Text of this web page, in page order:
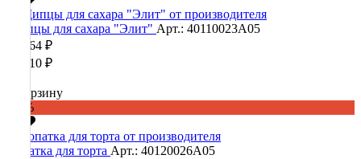
Щипцы для сахара "Элит" Арт.: 40110023А05
13 364 ₽
33 410 ₽
В корзину
-60%
Лопатка для торта Арт.: 40120026А05